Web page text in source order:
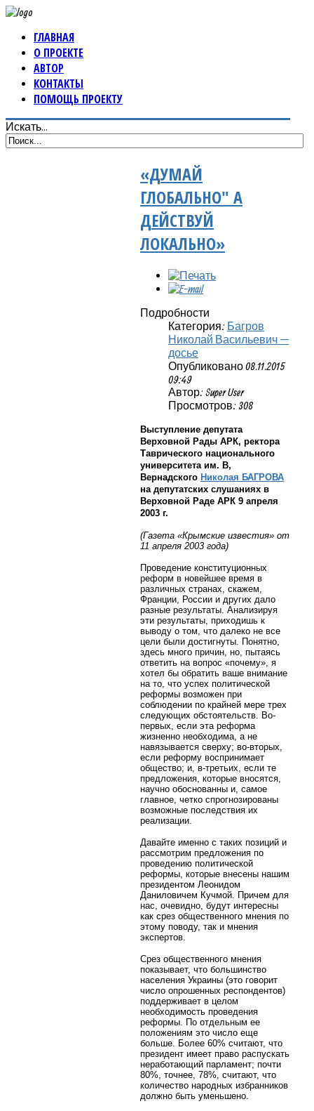
ГЛАВНАЯ
О ПРОЕКТЕ
АВТОР
КОНТАКТЫ
ПОМОЩЬ ПРОЕКТУ
Искать...
«ДУМАЙ
ГЛОБАЛЬНО" А
ДЕЙСТВУЙ
ЛОКАЛЬНО»
Подробности
Категория: Багров
Николай Васильевич —
досье
Опубликовано 08.11.2015
09:49
Автор: Super User
Просмотров: 308
Выступление депутата
Верховной Рады АРК, ректора
Таврического национального
университета им. В,
Вернадского Николая БАГРОВА
на депутатских слушаниях в
Верховной Раде АРК 9 апреля
2003 г.
(Газета «Крымские известия» от
11 апреля 2003 года)
Проведение конституционных
реформ в новейшее время в
различных странах, скажем,
Франции, России и других дало
разные результаты. Анализируя
эти результаты, приходишь к
выводу о том, что далеко не все
цели были достигнуты. Понятно,
здесь много причин, но, пытаясь
ответить на вопрос «почему», я
хотел бы обратить ваше внимание
на то, что успех политической
реформы возможен при
соблюдении по крайней мере трех
следующих обстоятельств. Во-
первых, если эта реформа
жизненно необходима, а не
навязывается сверху; во-вторых,
если реформу воспринимает
общество; и, в-третьих, если те
предложения, которые вносятся,
научно обоснованны и, самое
главное, четко спрогнозированы
возможные последствия их
реализации.
Давайте именно с таких позиций и
рассмотрим предложения по
проведению политической
реформы, которые внесены нашим
президентом Леонидом
Даниловичем Кучмой. Причем для
нас, очевидно, будут интересны
как срез общественного мнения по
этому поводу, так и мнения
экспертов.
Срез общественного мнения
показывает, что большинство
населения Украины (это говорит
число опрошенных респондентов)
поддерживает в целом
необходимость проведения
реформы. По отдельным ее
положениям это число еще
больше. Более 60% считают, что
президент имеет право распускать
неработающий парламент; почти
80%, точнее, 78%, считают, что
количество народных избранников
должно быть уменьшено.